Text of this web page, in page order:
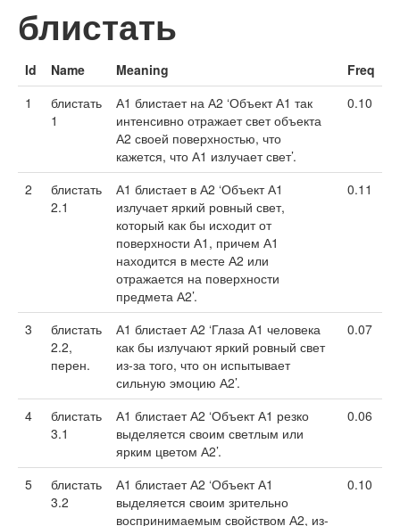
блистать
Id Name Meaning
Freq
1
блистать
1
А1 блистает на А2 ‘Объект А1 так
интенсивно отражает свет объекта
А2 своей поверхностью, что
кажется, что А1 излучает свет’.
0.10
2
блистать
2.1
А1 блистает в А2 ‘Объект А1
излучает яркий ровный свет,
который как бы исходит от
поверхности А1, причем А1
находится в месте А2 или
отражается на поверхности
предмета А2’.
0.11
3
блистать
2.2,
перен.
А1 блистает А2 ‘Глаза А1 человека
как бы излучают яркий ровный свет
из-за того, что он испытывает
сильную эмоцию А2’.
0.07
4
блистать
3.1
А1 блистает А2 ‘Объект А1 резко
выделяется своим светлым или
ярким цветом А2’.
0.06
5
блистать
3.2
А1 блистает А2 ‘Объект А1
выделяется своим зрительно
воспринимаемым свойством А2, из-
0.10